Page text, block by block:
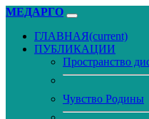
МЕДАРГО
ГЛАВНАЯ(current)
ПУБЛИКАЦИИ
Пространство
Чувство Родины